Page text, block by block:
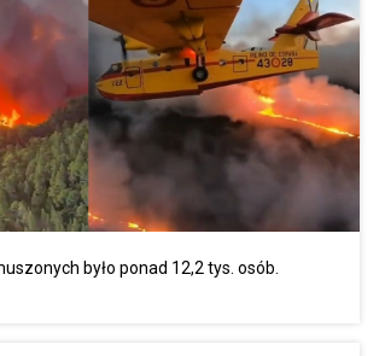
było ponad 12,2 tys. osób.